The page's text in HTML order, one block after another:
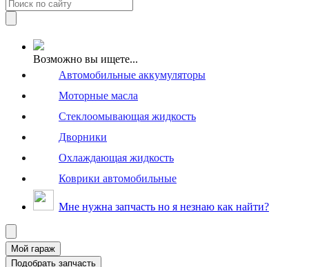
Возможно вы ищете...
Автомобильные аккумуляторы
Моторные масла
Стеклоомывающая жидкость
Дворники
Охлаждающая жидкость
Коврики автомобильные
Мне нужна запчасть но я незнаю как найти?